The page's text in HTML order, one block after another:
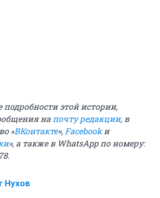
подробности этой истории,
на почту редакции, в
«ВКонтакте», Facebookи
», а также в WhatsApp по номеру:
Нухов